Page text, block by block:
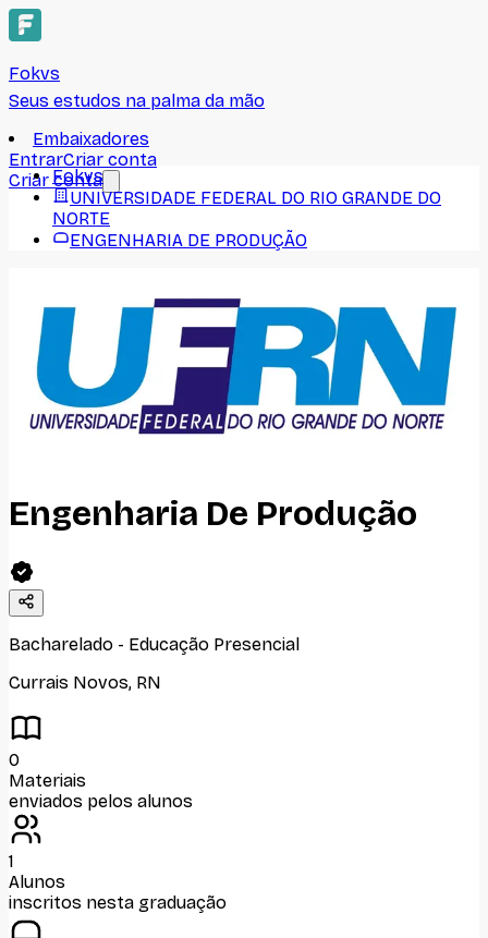
Fokvs
Seus estudos na palma da mão
Embaixadores
EntrarCriar conta
Criar conta
Fokvs
UNIVERSIDADE FEDERAL DO RIO GRANDE DO
NORTE
ENGENHARIA DE PRODUÇÃO
Engenharia De Produção
Bacharelado - Educação Presencial
Currais Novos, RN
0
Materiais
enviados pelos alunos
1
Alunos
inscritos nesta graduação